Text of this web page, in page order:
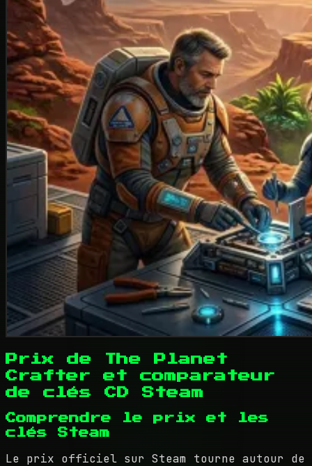
Prix de The Planet
Crafter et comparateur
de clés CD Steam
Comprendre le prix et les
clés Steam
Le prix officiel sur Steam tourne autour de